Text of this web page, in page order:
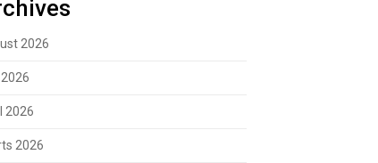
2026
2026
2026